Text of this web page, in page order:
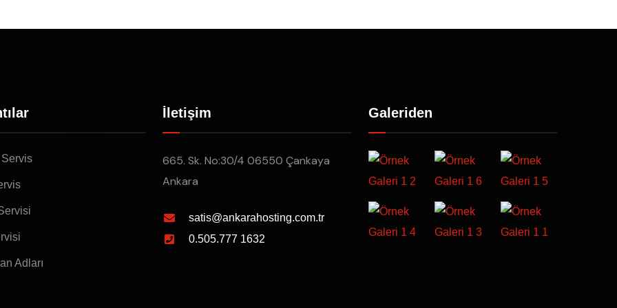
Adları
İletişim
665. Sk. No:30/4 06550 Çankaya
Ankara
satis@ankarahosting.com.tr
0.505.777 1632
Galeriden